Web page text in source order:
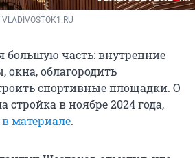
большую часть: внутренние
окна, облагородить
спортивные площадки. О
стройка в ноябре 2024 года,
материале.